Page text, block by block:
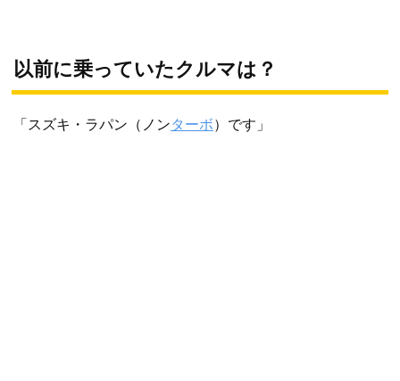
以前に乗っていたクルマは？
「スズキ・ラパン（ノンターボ）です」